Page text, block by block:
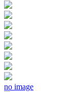
no image